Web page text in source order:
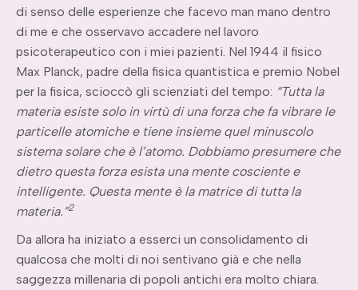
di senso delle esperienze che facevo man mano dentro
di me e che osservavo accadere nel lavoro
psicoterapeutico con i miei pazienti. Nel 1944 il fisico
Max Planck, padre della fisica quantistica e premio Nobel
per la fisica, scioccò gli scienziati del tempo: “Tutta la
materia esiste solo in virtù di una forza che fa vibrare le
particelle atomiche e tiene insieme quel minuscolo
sistema solare che è l’atomo. Dobbiamo presumere che
dietro questa forza esista una mente cosciente e
intelligente. Questa mente è la matrice di tutta la
materia.”2
Da allora ha iniziato a esserci un consolidamento di
qualcosa che molti di noi sentivano già e che nella
saggezza millenaria di popoli antichi era molto chiara.